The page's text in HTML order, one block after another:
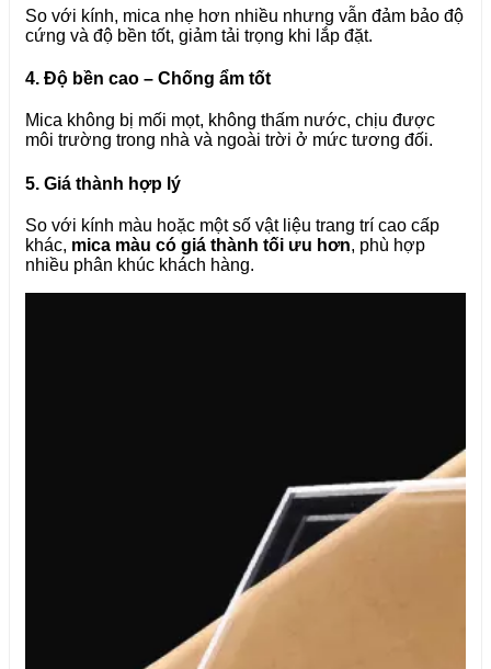
So với kính, mica nhẹ hơn nhiều nhưng vẫn đảm bảo độ
cứng và độ bền tốt, giảm tải trọng khi lắp đặt.
4. Độ bền cao – Chống ẩm tốt
Mica không bị mối mọt, không thấm nước, chịu được
môi trường trong nhà và ngoài trời ở mức tương đối.
5. Giá thành hợp lý
So với kính màu hoặc một số vật liệu trang trí cao cấp
khác, mica màu có giá thành tối ưu hơn, phù hợp
nhiều phân khúc khách hàng.